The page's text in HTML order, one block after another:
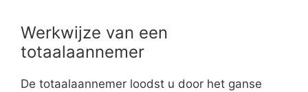
Werkwijze van een
totaalaannemer
De totaalaannemer loodst u door het ganse